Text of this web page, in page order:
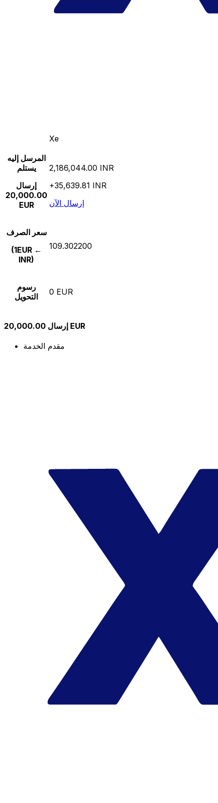
Xe
المرسل إليه
يستلم
إرسال
20,000.00
EUR
2,186,044.00 INR
+35,639.81 INR
إرسال الآن
سعر الصرف
(1EUR ←
INR)
109.302200
رسوم
التحويل
0 EUR
إرسال 20,000.00 EUR
مقدم الخدمة